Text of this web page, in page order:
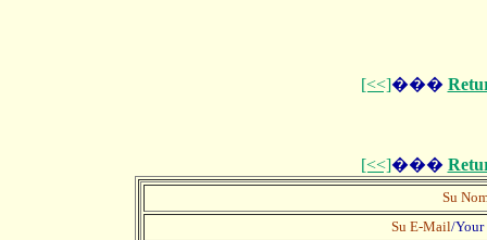
[<<]���
[<<]���
Su
Su E-Mail/Your